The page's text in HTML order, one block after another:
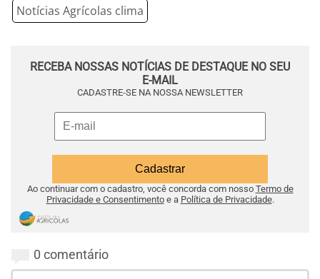
Notícias Agrícolas clima
RECEBA NOSSAS NOTÍCIAS DE DESTAQUE NO SEU
E-MAIL
CADASTRE-SE NA NOSSA NEWSLETTER
Ao continuar com o cadastro, você concorda com nosso Termo de
Privacidade e Consentimentoe a Política de Privacidade.
0 comentário